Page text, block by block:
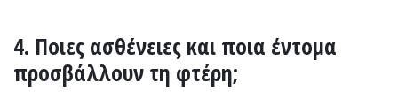
4. Ποιες ασθένειες και ποια έντομα
προσβάλλουν τη φτέρη;